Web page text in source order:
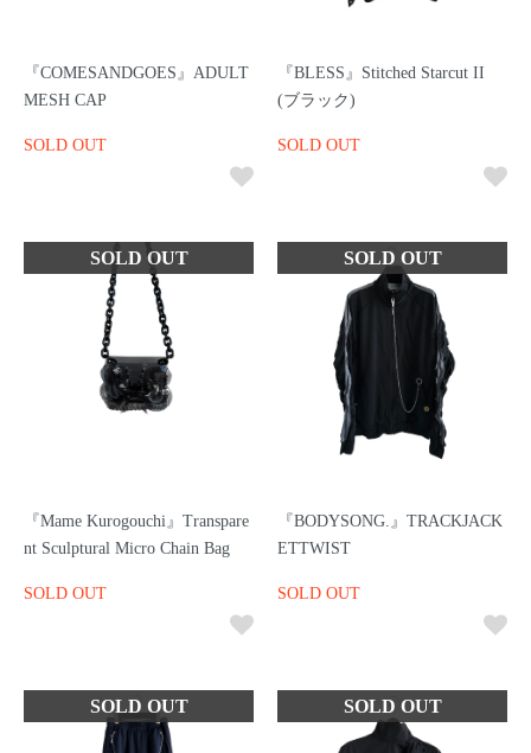
『COMESANDGOES』ADULT
MESH CAP
SOLD OUT
『BLESS』Stitched Starcut II
(ブラック)
SOLD OUT
『Mame Kurogouchi』Transpare
nt Sculptural Micro Chain Bag
SOLD OUT
『BODYSONG.』TRACKJACK
ETTWIST
SOLD OUT